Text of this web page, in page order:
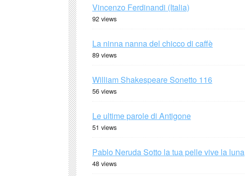
Vincenzo Ferdinandi (Italia)
92 views
La ninna nanna del chicco di caffè
89 views
William Shakespeare Sonetto 116
56 views
Le ultime parole di Antigone
51 views
Pablo Neruda Sotto la tua pelle vive la luna
48 views